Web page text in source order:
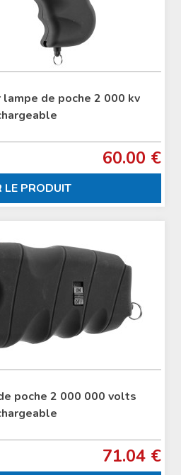
de poche 2 000 kv
60.00 €
LE PRODUIT
poche 2 000 000 volts
71.04 €